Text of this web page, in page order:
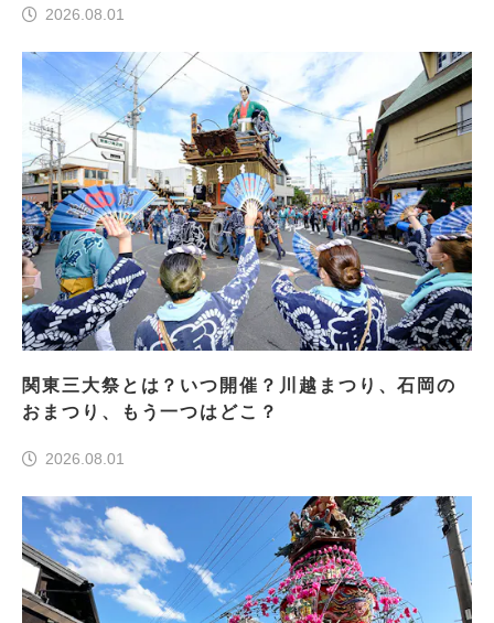
2026.08.01
関東三大祭とは？いつ開催？川越まつり、石岡の
おまつり、もう一つはどこ？
2026.08.01